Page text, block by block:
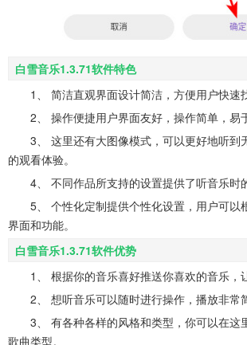
白雪音乐1.3.71软件特色
1、 简洁直观界面设计简洁，方便用户快速
2、 操作便捷用户界面友好，操作简单，易
3、 这里还有大图像模式，可以更好地听到
的观看体验。
4、 不同作品所支持的设置提供了听音乐时
5、 个性化定制提供个性化设置，用户可以
界面和功能。
白雪音乐1.3.71软件优势
1、 根据你的音乐喜好推送你喜欢的音乐，
2、 想听音乐可以随时进行操作，播放非常
3、 有各种各样的风格和类型，你可以在这
歌曲类型。